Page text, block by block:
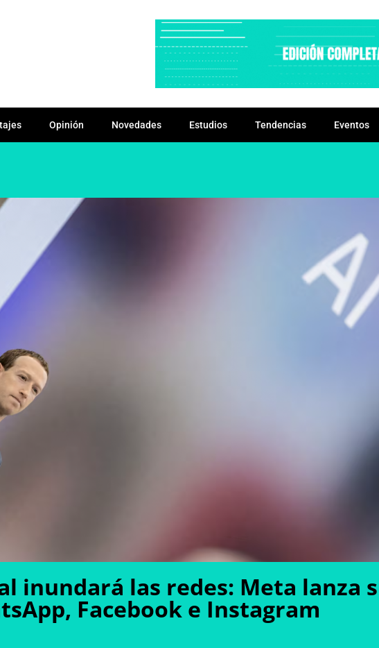
Opinión Novedades Estudios Tendencias Eventos
inundará las redes: Meta lanza
Facebook e Instagram